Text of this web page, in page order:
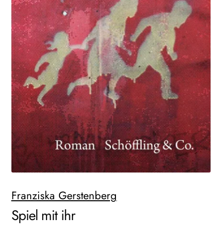
AKTUELLES
NEWSLETTER
WEITERE VERLAGE
Search:
Franziska Gerstenberg
Spiel mit ihr